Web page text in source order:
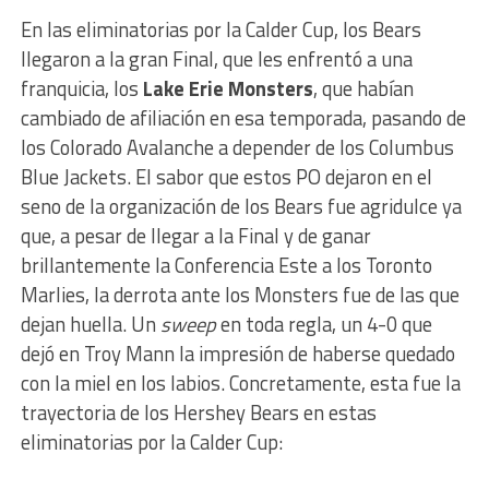
En las eliminatorias por la Calder Cup, los Bears
llegaron a la gran Final, que les enfrentó a una
franquicia, los Lake Erie Monsters, que habían
cambiado de afiliación en esa temporada, pasando de
los Colorado Avalanche a depender de los Columbus
Blue Jackets. El sabor que estos PO dejaron en el
seno de la organización de los Bears fue agridulce ya
que, a pesar de llegar a la Final y de ganar
brillantemente la Conferencia Este a los Toronto
Marlies, la derrota ante los Monsters fue de las que
dejan huella. Un sweepen toda regla, un 4-0 que
dejó en Troy Mann la impresión de haberse quedado
con la miel en los labios. Concretamente, esta fue la
trayectoria de los Hershey Bears en estas
eliminatorias por la Calder Cup: